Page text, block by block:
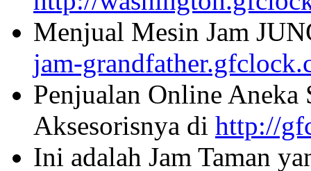
Menjual Mesin Jam
jam-
Penjualan Online Aneka
Aksesorisnya di http://
Ini adalah Jam Taman